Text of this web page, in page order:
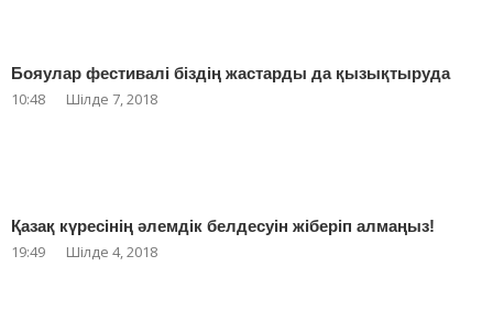
Бояулар фестивалі біздің жастарды да қызықтыруда
10:48 Шілде 7, 2018
Қазақ күресінің әлемдік белдесуін жіберіп алмаңыз!
19:49 Шілде 4, 2018